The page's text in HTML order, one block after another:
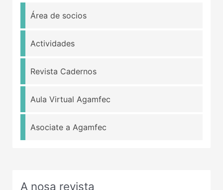
Área de socios
Actividades
Revista Cadernos
Aula Virtual Agamfec
Asociate a Agamfec
A nosa revista